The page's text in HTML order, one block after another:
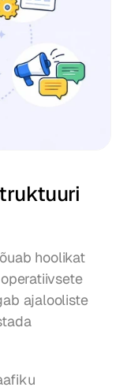
hoolikat
ajalooliste